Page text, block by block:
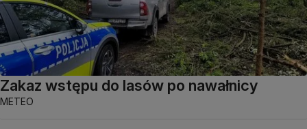
Zakaz wstępu do lasów po nawałnicy
METEO